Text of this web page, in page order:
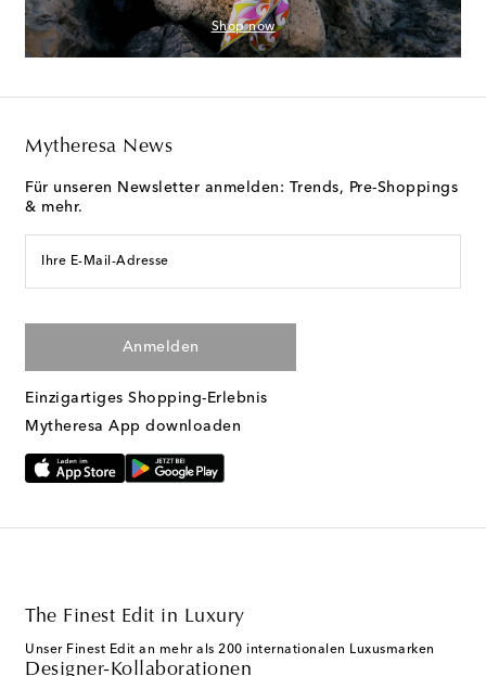
Shop now
Mytheresa News
Für unseren Newsletter anmelden: Trends, Pre-Shoppings
& mehr.
Ihre E-Mail-Adresse
Anmelden
Einzigartiges Shopping-Erlebnis
Mytheresa App downloaden
The Finest Edit in Luxury
Unser Finest Edit an mehr als 200 internationalen Luxusmarken
Designer-Kollaborationen